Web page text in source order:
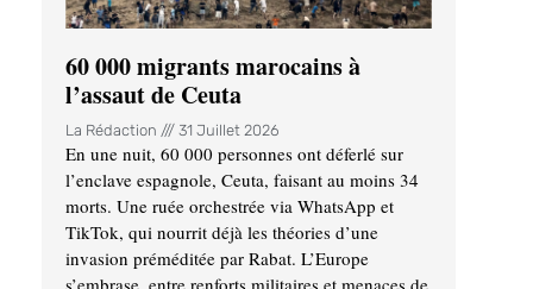
60 000 migrants marocains à
l’assaut de Ceuta
La Rédaction 31 Juillet 2026
En une nuit, 60 000 personnes ont déferlé sur
l’enclave espagnole, Ceuta, faisant au moins 34
morts. Une ruée orchestrée via WhatsApp et
TikTok, qui nourrit déjà les théories d’une
invasion préméditée par Rabat. L’Europe